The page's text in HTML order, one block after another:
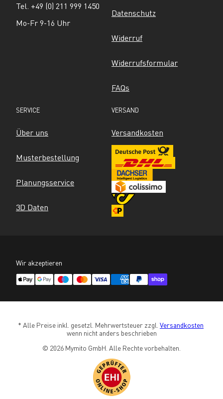
Tel. +49 (0) 211 999 1450
Mo-Fr 9-16 Uhr
Datenschutz
Widerruf
Widerrufsformular
FAQs
SERVICE
Über uns
Musterbestellung
Planungsservice
3D Daten
VERSAND
Versandkosten
Wir akzeptieren
* Alle Preise inkl. gesetzl. Mehrwertsteuer zzgl. Versandkosten
wenn nicht anders beschrieben
© 2026 Mymito GmbH. Alle Rechte vorbehalten.